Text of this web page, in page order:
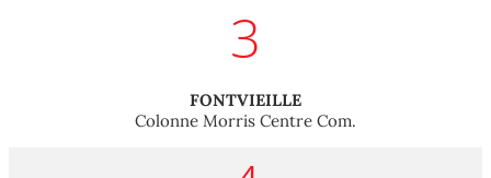
3
FONTVIEILLE
Colonne Morris Centre Com.